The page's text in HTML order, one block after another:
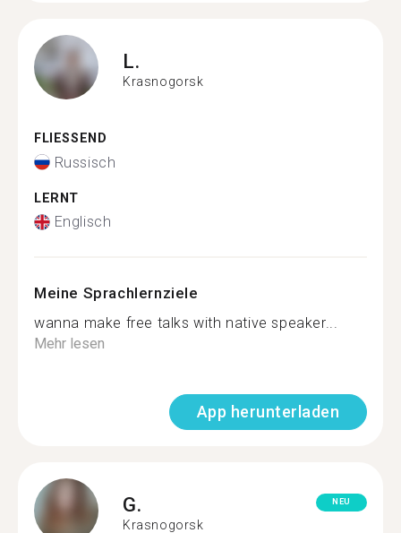
L.
Krasnogorsk
FLIESSEND
Russisch
LERNT
Englisch
Meine Sprachlernziele
wanna make free talks with native speaker...
Mehr lesen
App herunterladen
G.
Krasnogorsk
NEU